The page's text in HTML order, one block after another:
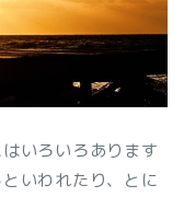
いろいろあります
いわれたり、とに